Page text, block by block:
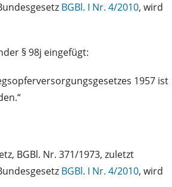
BGBl. I Nr. 4/2010, wird
§ 98j eingefügt:
1957 ist
BGBl. Nr. 371/1973, zuletzt
BGBl. I Nr. 4/2010, wird